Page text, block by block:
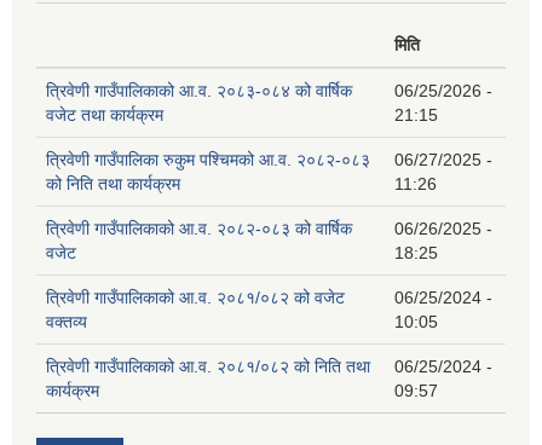
मिति
त्रिवेणी गाउँपालिकाको आ.व. २०८३-०८४ को वार्षिक
वजेट तथा कार्यक्रम
06/25/2026 -
21:15
त्रिवेणी गाउँपालिका रुकुम पश्‍चिमको आ.व. २०८२-०८३
को निति तथा कार्यक्रम
06/27/2025 -
11:26
त्रिवेणी गाउँपालिकाको आ.व. २०८२-०८३ को वार्षिक
वजेट
06/26/2025 -
18:25
त्रिवेणी गाउँपालिकाको आ.व. २०८१/०८२ को वजेट
वक्तव्य
06/25/2024 -
10:05
त्रिवेणी गाउँपालिकाको आ.व. २०८१/०८२ को निति तथा
कार्यक्रम
06/25/2024 -
09:57